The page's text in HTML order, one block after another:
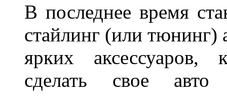
В последнее время
стайлинг (или тюнинг)
ярких аксессуаров,
сделать свое